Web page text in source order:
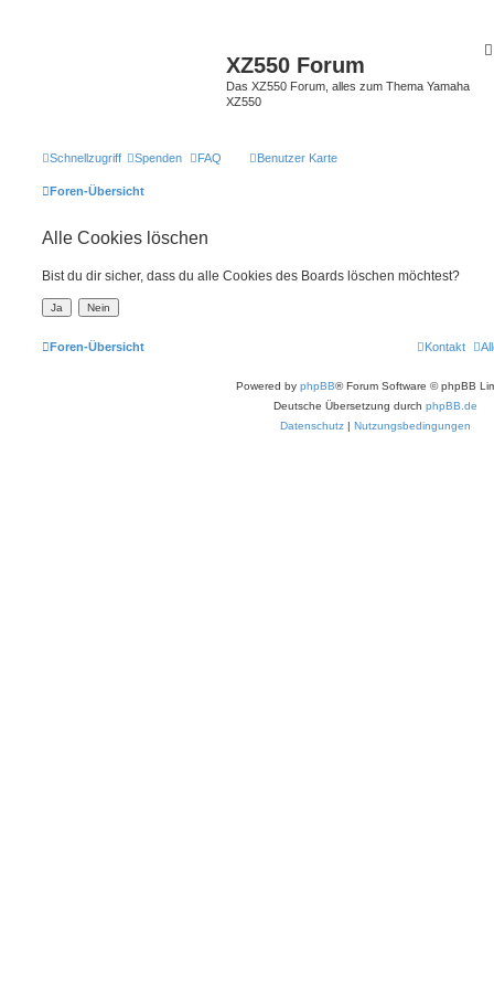
XZ550 Forum
Das XZ550 Forum, alles zum Thema Yamaha
XZ550
Schnellzugriff Spenden FAQ Benutzer Karte
Foren-Übersicht
Alle Cookies löschen
Bist du dir sicher, dass du alle Cookies des Boards löschen möchtest?
Foren-Übersicht Kontakt
Powered by phpBB® Forum Software © phpBB
Deutsche Übersetzung durch phpBB.de
Datenschutz | Nutzungsbedingungen